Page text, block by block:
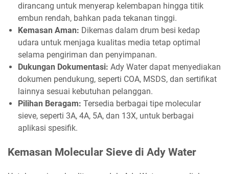
dirancang untuk menyerap kelembapan hingga titik
embun rendah, bahkan pada tekanan tinggi.
Kemasan Aman: Dikemas dalam drum besi kedap
udara untuk menjaga kualitas media tetap optimal
selama pengiriman dan penyimpanan.
Dukungan Dokumentasi: Ady Water dapat menyediakan
dokumen pendukung, seperti COA, MSDS, dan sertifikat
lainnya sesuai kebutuhan pelanggan.
Pilihan Beragam: Tersedia berbagai tipe molecular
sieve, seperti 3A, 4A, 5A, dan 13X, untuk berbagai
aplikasi spesifik.
Kemasan Molecular Sieve di Ady Water